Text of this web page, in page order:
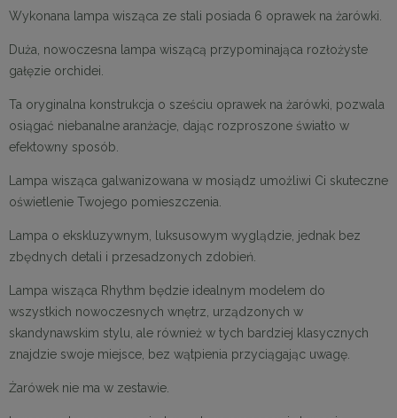
Wykonana lampa wisząca ze stali posiada 6 oprawek na żarówki.
Duża, nowoczesna lampa wiszącą przypominająca rozłożyste
gałęzie orchidei.
Ta oryginalna konstrukcja o sześciu oprawek na żarówki, pozwala
osiągać niebanalne aranżacje, dając rozproszone światło w
efektowny sposób.
Lampa wisząca galwanizowana w mosiądz umożliwi Ci skuteczne
oświetlenie Twojego pomieszczenia.
Lampa o ekskluzywnym, luksusowym wyglądzie, jednak bez
zbędnych detali i przesadzonych zdobień.
Lampa wisząca Rhythm będzie idealnym modelem do
wszystkich nowoczesnych wnętrz, urządzonych w
skandynawskim stylu, ale również w tych bardziej klasycznych
znajdzie swoje miejsce, bez wątpienia przyciągając uwagę.
Żarówek nie ma w zestawie.